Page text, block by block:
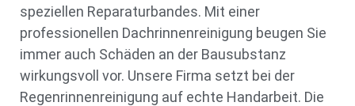
speziellen Reparaturbandes. Mit einer
professionellen Dachrinnenreinigung beugen Sie
immer auch Schäden an der Bausubstanz
wirkungsvoll vor. Unsere Firma setzt bei der
Regenrinnenreinigung auf echte Handarbeit. Die